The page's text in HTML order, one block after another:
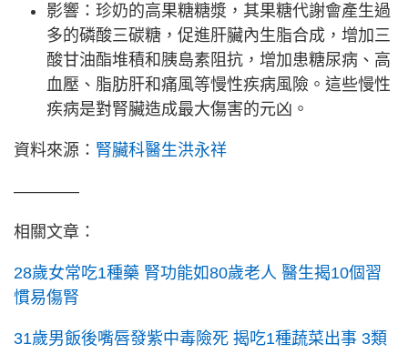
影響：珍奶的高果糖糖漿，其果糖代謝會產生過
多的磷酸三碳糖，促進肝臟內生脂合成，增加三
酸甘油酯堆積和胰島素阻抗，增加患糖尿病、高
血壓、脂肪肝和痛風等慢性疾病風險。這些慢性
疾病是對腎臟造成最大傷害的元凶。
資料來源： 腎臟科醫生洪永祥
————
相關文章：
28歲女常吃1種藥 腎功能如80歲老人 醫生揭10個習
慣易傷腎
31歲男飯後嘴唇發紫中毒險死 揭吃1種蔬菜出事 3類